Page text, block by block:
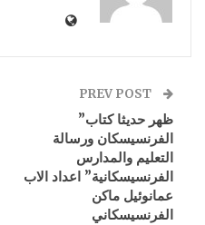
ظهر حديثا كتاب”
الفرنسيسكان ورسالة
التعليم والمدارس
الفرنسيسكانية” اعداد الاب
عمانوئيل ماكن
الفرنسيسكاني